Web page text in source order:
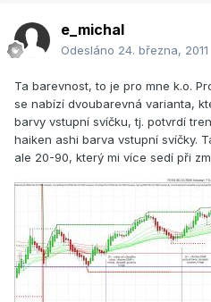
e_michal
Odesláno 24. března, 2011
Ta barevnost, to je pro mne k.o.
se nabízí dvoubarevná varianta,
barvy vstupní svíčku, tj. potvrdí
haiken ashi barva vstupní svíčky.
ale 20-90, který mi více sedí při